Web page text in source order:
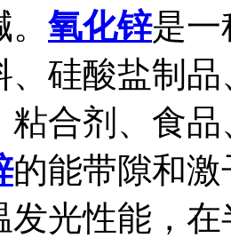
氧化锌是一
、硅酸盐制
粘合剂、食
的能带隙和
发光性能，